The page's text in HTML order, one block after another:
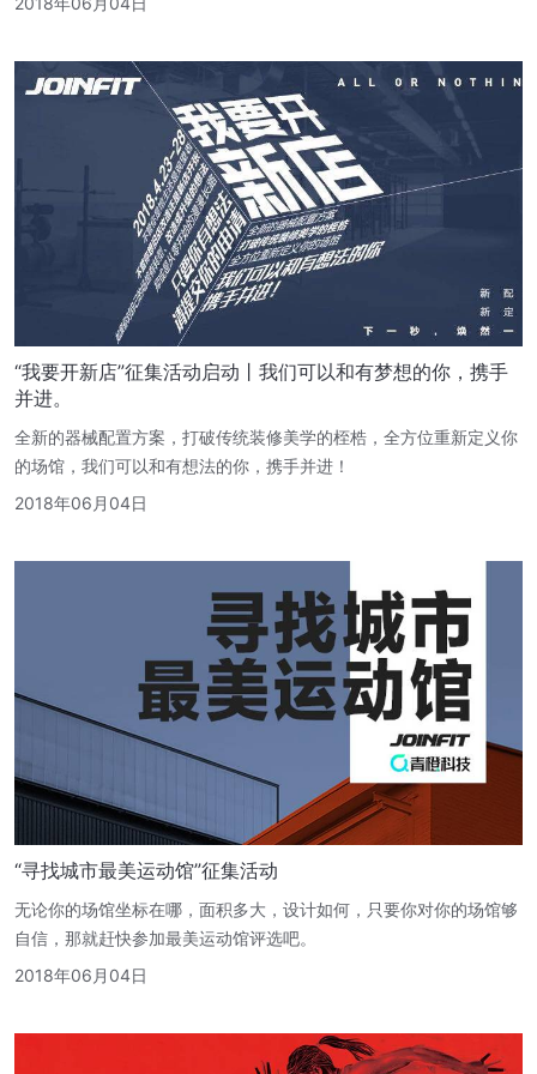
“我要开新店”征集活动启动丨我们可以和有梦想的你，携手
并进。
全新的器械配置方案，打破传统装修美学的桎梏，全方位重新定义你
的场馆，我们可以和有想法的你，携手并进！
2018年06月04日
“寻找城市最美运动馆”征集活动
无论你的场馆坐标在哪，面积多大，设计如何，只要你对你的场馆够
自信，那就赶快参加最美运动馆评选吧。
2018年06月04日